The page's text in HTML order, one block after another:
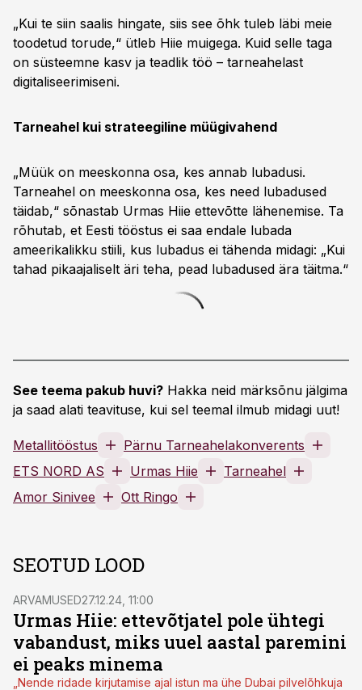
„Kui te siin saalis hingate, siis see õhk tuleb läbi meie
toodetud torude,“ ütleb Hiie muigega. Kuid selle taga
on süsteemne kasv ja teadlik töö – tarneahelast
digitaliseerimiseni.
Tarneahel kui strateegiline müügivahend
„Müük on meeskonna osa, kes annab lubadusi.
Tarneahel on meeskonna osa, kes need lubadused
täidab,“ sõnastab Urmas Hiie ettevõtte lähenemise. Ta
rõhutab, et Eesti tööstus ei saa endale lubada
ameerikalikku stiili, kus lubadus ei tähenda midagi: „Kui
tahad pikaajaliselt äri teha, pead lubadused ära täitma.“
See teema pakub huvi? Hakka neid märksõnu jälgima
ja saad alati teavituse, kui sel teemal ilmub midagi uut!
Metallitööstus
Pärnu Tarneahelakonverents
ETS NORD AS
Urmas Hiie
Tarneahel
Amor Sinivee
Ott Ringo
SEOTUD LOOD
ARVAMUSED27.12.24, 11:00
Urmas Hiie: ettevõtjatel pole ühtegi
vabandust, miks uuel aastal paremini
ei peaks minema
„Nende ridade kirjutamise ajal istun ma ühe Dubai pilvelõhkuja